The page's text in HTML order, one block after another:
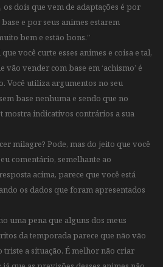
dois que vem de adaptações é por
base e por seus animes estarem
bem e estão bons.”
você curte esses animes e coisa e tal,
vão vender com base em ‘achismo’ é
Você utiliza argumentos no seu
base nenhuma e sendo que no
indicativos contrários a sua
milagre? Pode, mas do jeito que você
comentário, semelhante ao
acima, parece que você está
os dados que foram apresentados
uma pena que alguns dos meus
da temporada parece que não vão
triste a situação. É melhor não criar